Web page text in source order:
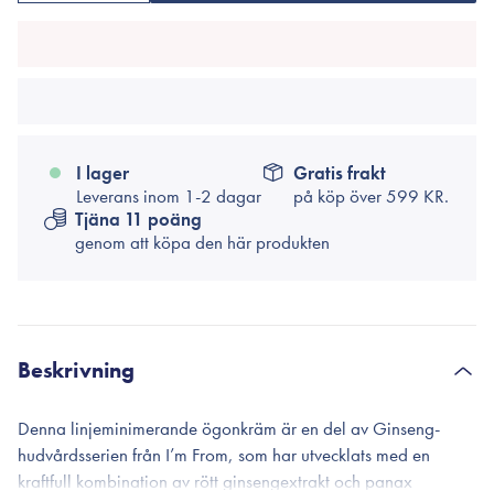
I lager
Leverans inom 1-2 dagar
Gratis frakt
på köp över599 KR.
Tjäna 11 poäng
genom att köpa den här produkten
Beskrivning
Denna linjeminimerande ögonkräm är en del av Ginseng-
hudvårdsserien från I’m From, som har utvecklats med en
kraftfull kombination av rött ginsengextrakt och panax